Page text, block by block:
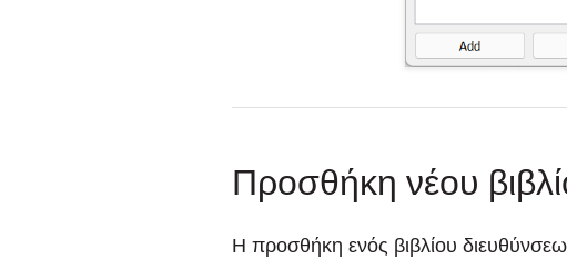
Προσθήκη νέου
Η προσθήκη ενός βιβλίου